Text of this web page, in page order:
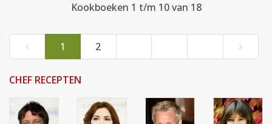
Kookboeken 1 t/m 10 van 18
‹ 1 2 ›
CHEF RECEPTEN